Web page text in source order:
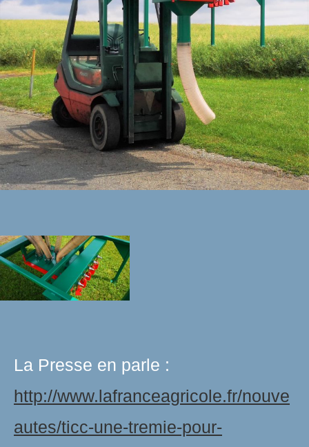
La Presse en parle :
http://www.lafranceagricole.fr/nouve
autes/ticc-une-tremie-pour-